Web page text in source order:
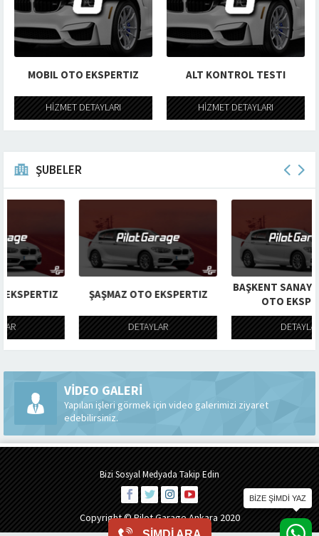
MOBIL OTO EKSPERTIZ
HİZMET DETAYLARI
ALT KONTROL TESTI
HİZMET DETAYLARI
ŞUBELER
ŞAŞMAZ OTO EKSPERTIZ
BAŞKENT SANAYI OTTOMAN
OTO EKSPERTIZ
VİDEO GALERİ
Yapılan işleri görmek için video galerimizi ziyaret
edebilirsiniz.
Bizi Sosyal Medyada Takip Edin
Copyright © Pilot Garage Ankara 2020